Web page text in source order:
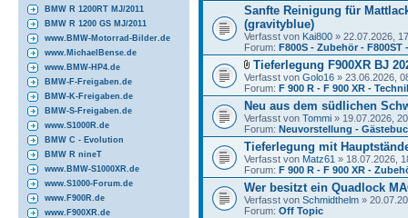
BMW R 1200RT MJ/2011
BMW R 1200 GS MJ/2011
www.BMW-Motorrad-Bilder.de
www.MichaelBense.de
www.BMW-HP4.de
BMW-F-Freigaben.de
BMW-K-Freigaben.de
BMW-S-Freigaben.de
www.S1000R.de
BMW C - Evolution
BMW R nineT
www.BMW-S1000XR.de
www.S1000-Forum.de
www.F900R.de
www.F900XR.de
Sanfte Reinigung für
(gravityblue)
Verfasst von Kai800 » 22.07.2026,
Forum: F800S - Zubehör - F800ST
Tieferlegung F900XR BJ
Verfasst von Golo16 » 23.06.2026,
Forum: F 900 R - F 900 XR -
Neu aus dem südlichen
Verfasst von Tommi » 19.07.2026,
Forum: Neuvorstellung -
Tieferlegung mit
Verfasst von Matz61 » 18.07.2026,
Forum: F 900 R - F 900 XR -
Wer besitzt ein Quadlock
Verfasst von Schmidthelm »
Forum: Off Topic